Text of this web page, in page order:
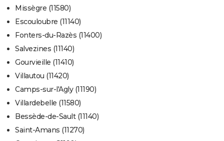
Missègre (11580)
Escouloubre (11140)
Fonters-du-Razès (11400)
Salvezines (11140)
Gourvieille (11410)
Villautou (11420)
Camps-sur-l'Agly (11190)
Villardebelle (11580)
Bessède-de-Sault (11140)
Saint-Amans (11270)